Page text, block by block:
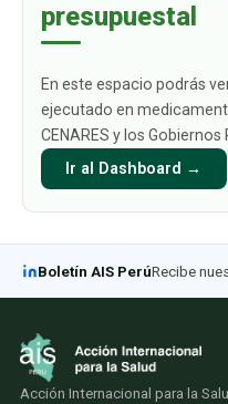
presupuestal
En este espacio podrás
ejecutado en
CENARES y los Gobiernos
Ir al Dashboard →
Boletín AIS PerúRecibe nuestras
Acción Internacional para la